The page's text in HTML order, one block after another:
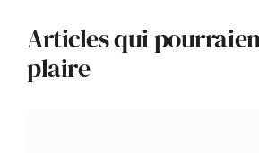
Articles qui
plaire